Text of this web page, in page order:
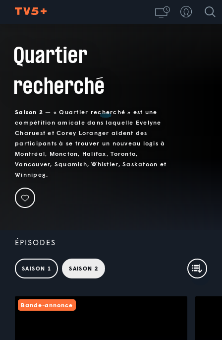
Quartier
recherché
Saison 2 — « Quartier recherché » est une
compétition amicale dans laquelle Evelyne
Charuest et Corey Loranger aident des
participants à se trouver un nouveau logis à
Montréal, Moncton, Halifax, Toronto,
Vancouver, Squamish, Whistler, Saskatoon et
Winnipeg.
ÉPISODES
SAISON 1 SAISON 2
Bande-annonce